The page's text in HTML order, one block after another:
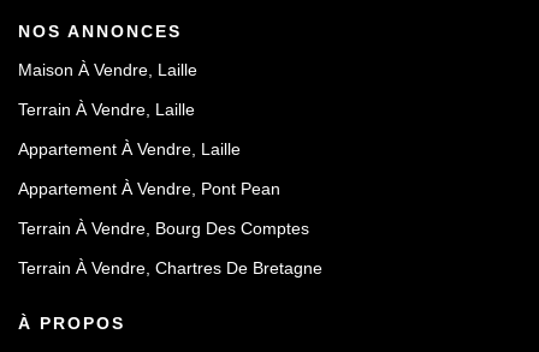
NOS ANNONCES
Maison À Vendre, Laille
Terrain À Vendre, Laille
Appartement À Vendre, Laille
Appartement À Vendre, Pont Pean
Terrain À Vendre, Bourg Des Comptes
Terrain À Vendre, Chartres De Bretagne
À PROPOS